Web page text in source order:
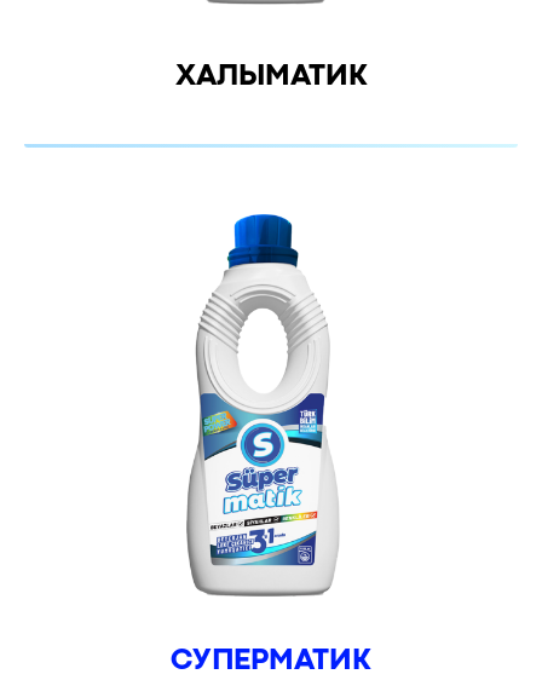
ХАЛЫМАТИК
СУПЕРМАТИК